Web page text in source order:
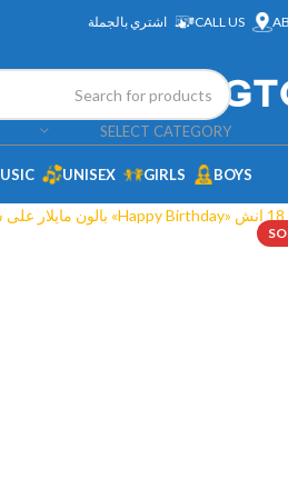
CALL US اشتري بالجملة
SELECT CATEGORY
BOYS
GIRLS
UNISEX